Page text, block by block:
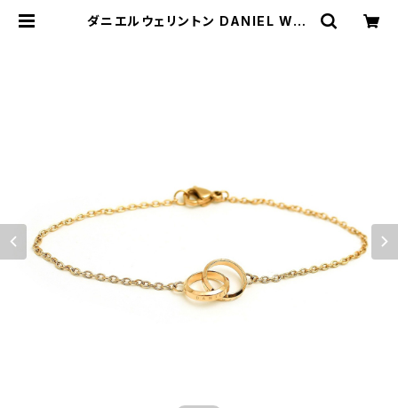
ダニエルウェリントン DANIEL WEL